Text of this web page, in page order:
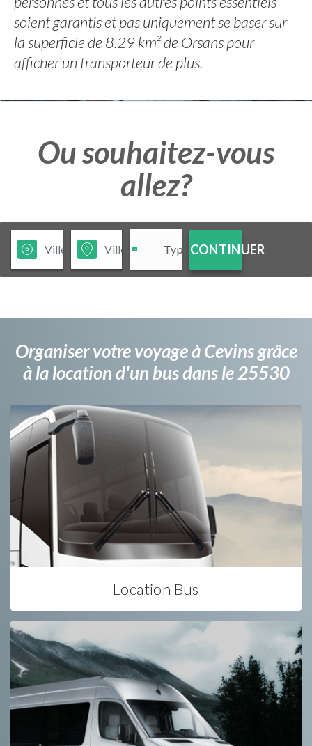
soient garantis et pas uniquement se baser sur
la superficie de 8.29 km² de Orsans pour
afficher un transporteur de plus.
Ou souhaitez-vous
allez?
CONTINUER
Organiser votre voyage à Cevins grâce
à la location d'un bus dans le 25530
Location Bus